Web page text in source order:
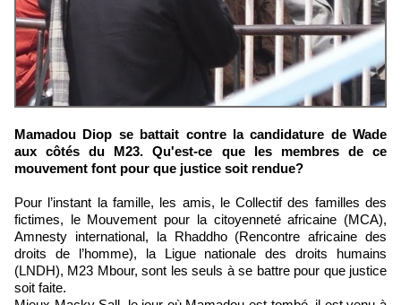
Mamadou Diop se battait contre la candidature de Wade
aux côtés du M23. Qu'est-ce que les membres de ce
mouvement font pour que justice soit rendue?
Pour l’instant la famille, les amis, le Collectif des familles des
fictimes, le Mouvement pour la citoyenneté africaine (MCA),
Amnesty international, la Rhaddho (Rencontre africaine des
droits de l’homme), la Ligue nationale des droits humains
(LNDH), M23 Mbour, sont les seuls à se battre pour que justice
soit faite.